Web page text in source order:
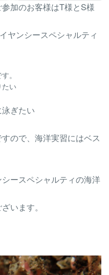
加のお客様はT様とS様
ヤンシースペシャルティ
。
い
ぎたい
ので、海洋実習にはベス
ースペシャルティの海洋
います。